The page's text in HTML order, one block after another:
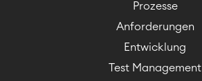
Prozesse
Anforderungen
Entwicklung
Test Management